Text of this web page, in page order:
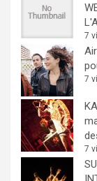
7
7
7